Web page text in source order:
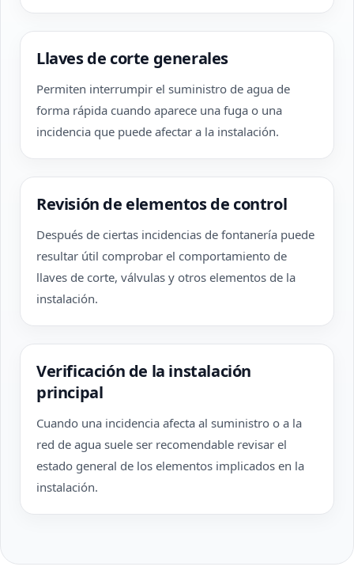
Llaves de corte generales
Permiten interrumpir el suministro de agua de
forma rápida cuando aparece una fuga o una
incidencia que puede afectar a la instalación.
Revisión de elementos de control
Después de ciertas incidencias de fontanería puede
resultar útil comprobar el comportamiento de
llaves de corte, válvulas y otros elementos de la
instalación.
Verificación de la instalación
principal
Cuando una incidencia afecta al suministro o a la
red de agua suele ser recomendable revisar el
estado general de los elementos implicados en la
instalación.